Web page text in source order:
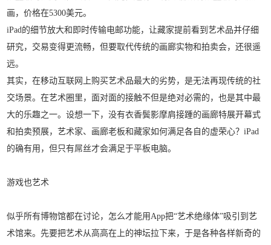
画，价格在5300美元。
iPad的细节放大和即时传输电邮功能，让藏家提前看到艺术品并仔细
研究，交易变得更流畅，但要取代传统的画廊实物和拍卖会，还很遥
远。
其实，在移动互联网上购买艺术品最大的劣势，是无法再现传统的社
交场景。在艺术圈里，面对面的接触不但是绝对必需的，也是其中最
大的乐趣之一。设想一下，没有衣香鬓影摩肩接踵的画廊特展开幕式
和拍卖预展，艺术家、画廊老板和藏家如何满足各自的虚荣心？iPad
的确有用，但只有屌丝才会满足于平板电脑。
游戏也艺术
似乎所有博物馆都在讨论，怎么才能用App把“艺术绝缘体”吸引到艺
术馆来。先要把艺术从高高在上的神坛拉下来，于是各种各样新奇的